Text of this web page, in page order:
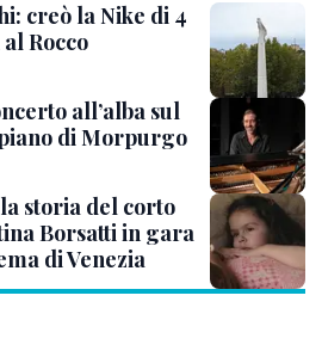
creò la Nike di 4
Rocco
all’alba sul
di Morpurgo
storia del corto
Borsatti in gara
di Venezia